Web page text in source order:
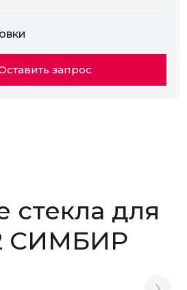
запрос
стекла для
СИМБИР